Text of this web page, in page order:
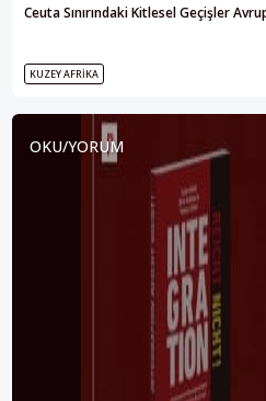
Ceuta Sınırındaki Kitlesel Geçişler
KUZEY AFRIKA
OKU/YORUM